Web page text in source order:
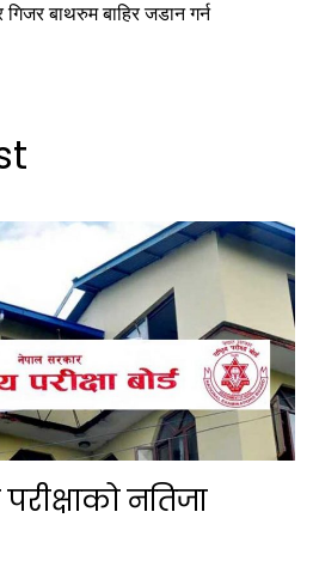
गिजर बाथरुम बाहिर जडान गर्न
नतिजा